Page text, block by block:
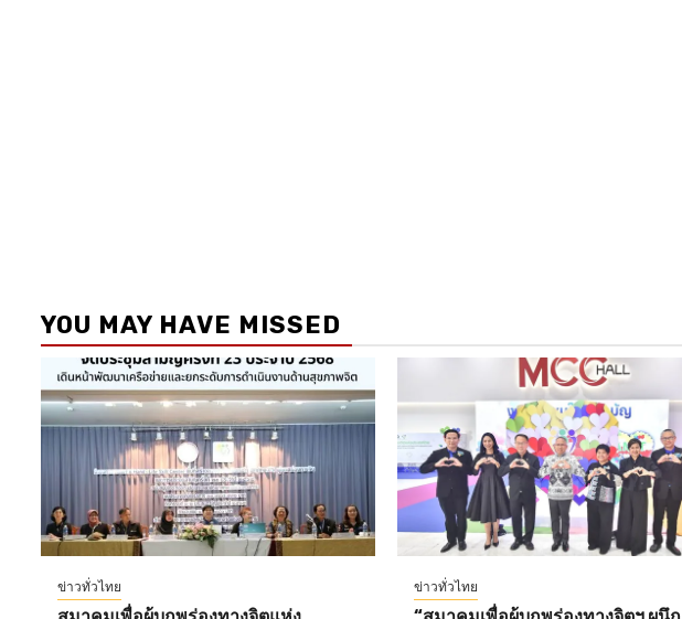
YOU MAY HAVE MISSED
ข่าวทั่วไทย ข่าวทั่วไทย